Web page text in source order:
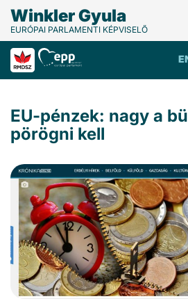
Winkler Gyula
EURÓPAI PARLAMENTI KÉPVISELŐ
EU-pénzek: nagy a
pörögni kell